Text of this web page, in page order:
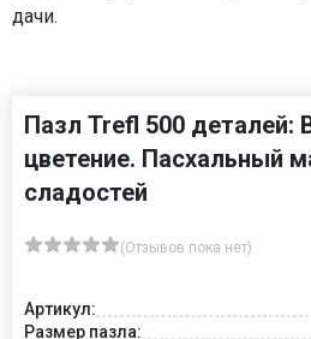
дачи.
Пазл Trefl 500 деталей:
цветение. Пасхальный
сладостей
(Отзывов пока нет)
Артикул:
Размер пазла: